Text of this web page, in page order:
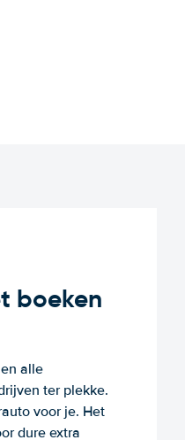
boeken
alle
ter plekke.
voor je. Het
dure extra